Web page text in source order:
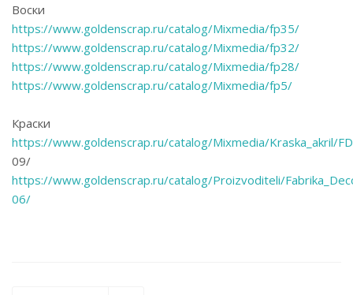
Воски
https://www.goldenscrap.ru/catalog/Mixmedia/fp35/
https://www.goldenscrap.ru/catalog/Mixmedia/fp32/
https://www.goldenscrap.ru/catalog/Mixmedia/fp28/
https://www.goldenscrap.ru/catalog/Mixmedia/fp5/
Краски
https://www.goldenscrap.ru/catalog/Mixmedia/Kraska_akril/
09/
https://www.goldenscrap.ru/catalog/Proizvoditeli/
06/